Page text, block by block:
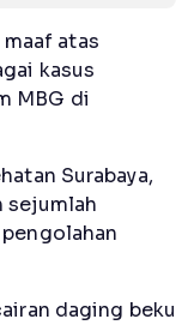
atas
kasus
MBG di
Surabaya,
sejumlah
daging beku